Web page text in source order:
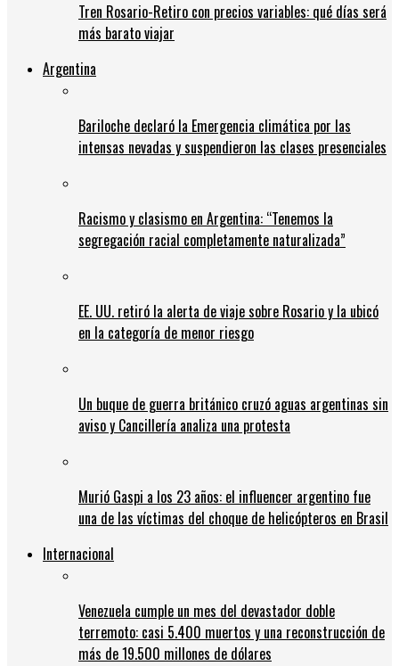
Tren Rosario-Retiro con precios variables: qué días será
más barato viajar
Argentina
Bariloche declaró la Emergencia climática por las
intensas nevadas y suspendieron las clases presenciales
Racismo y clasismo en Argentina: “Tenemos la
segregación racial completamente naturalizada”
EE. UU. retiró la alerta de viaje sobre Rosario y la ubicó
en la categoría de menor riesgo
Un buque de guerra británico cruzó aguas argentinas sin
aviso y Cancillería analiza una protesta
Murió Gaspi a los 23 años: el influencer argentino fue
una de las víctimas del choque de helicópteros en Brasil
Internacional
Venezuela cumple un mes del devastador doble
terremoto: casi 5.400 muertos y una reconstrucción de
más de 19.500 millones de dólares